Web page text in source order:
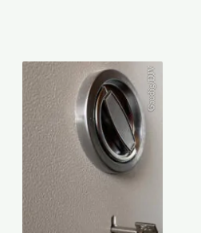
Gaudig/DJV